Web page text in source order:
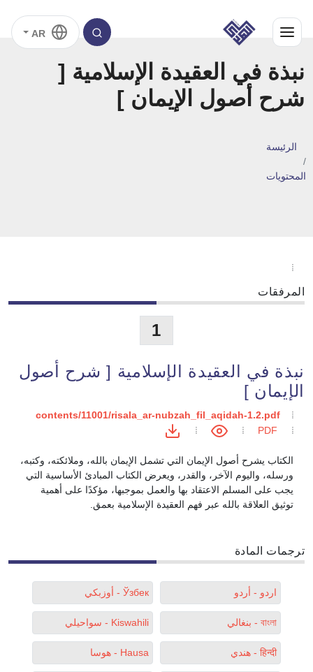
AR
نبذة في العقيدة الإسلامية [
شرح أصول الإيمان ]
الرئيسة
المحتويات
المرفقات
1
نبذة في العقيدة الإسلامية [ شرح أصول
الإيمان ]
contents/11001/risala_ar-nubzah_fil_aqidah-1.2.pdf
PDF
الكتاب يشرح أصول الإيمان التي تشمل الإيمان بالله، وملائكته، وكتبه،
ورسله، واليوم الآخر، والقدر، ويعرض الكتاب المبادئ الأساسية التي
يجب على المسلم الاعتقاد بها والعمل بموجبها، مؤكدًا على أهمية
توثيق العلاقة بالله عبر فهم العقيدة الإسلامية بعمق.
ترجمات المادة
اردو - أردو Ўзбек - أوزبكي
বাংলা - بنغالي Kiswahili - سواحيلي
हिन्दी - هندي Hausa - هوسا